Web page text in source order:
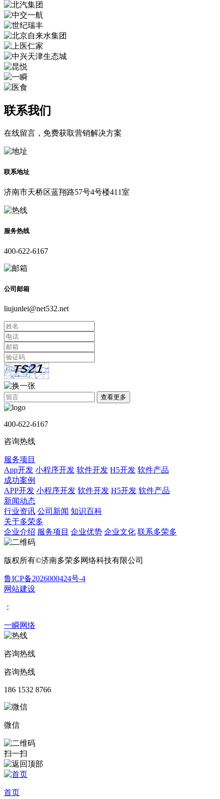
联系我们
在线留言，免费获取营销解决方案
联系地址
济南市天桥区蓝翔路57号4号楼411室
服务热线
400-622-6167
公司邮箱
liujunlei@net532.net
查看更多
400-622-6167
咨询热线
服务项目
App开发 小程序开发 软件开发 H5开发 软件产品
成功案例
APP开发 小程序开发 软件开发 H5开发 软件产品
新闻动态
行业资讯 公司新闻 知识百科
关于多荣多
企业介绍 服务项目 企业优势 企业文化 联系多荣多
版权所有©济南多荣多网络科技有限公司
鲁ICP备2026000424号-4
网站建设
：
一瞬网络
咨询热线
咨询热线
186 1532 8766
微信
扫一扫
首页